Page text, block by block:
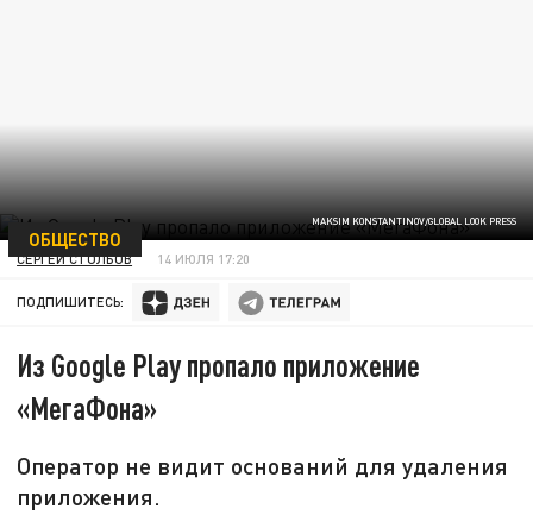
MAKSIM KONSTANTINOV/GLOBAL LOOK PRESS
ОБЩЕСТВО
СЕРГЕЙ СТОЛБОВ 14 ИЮЛЯ 17:20
ПОДПИШИТЕСЬ:
Из Google Play пропало приложение
«МегаФона»
Оператор не видит оснований для удаления
приложения.